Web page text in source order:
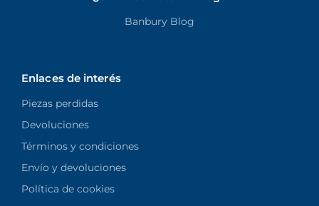
Banbury Blog
Enlaces de interés
Piezas perdidas
Devoluciones
Términos y condiciones
Envío y devoluciones
Política de cookies